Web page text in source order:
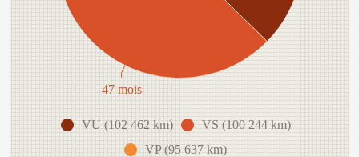
VU (102 462 km)
VS (100 244 km)
VP (95 637 km)
47 mois